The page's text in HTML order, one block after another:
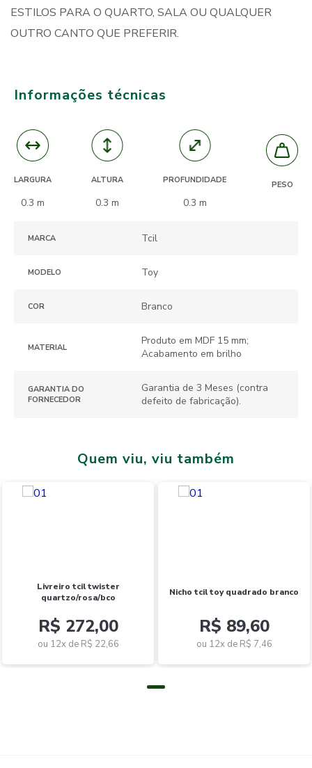
ESTILOS PARA O QUARTO, SALA OU QUALQUER
OUTRO CANTO QUE PREFERIR.
Informações técnicas
LARGURA
0.3 m
ALTURA
0.3 m
PROFUNDIDADE
0.3 m
PESO
MARCA Tcil
MODELO Toy
COR Branco
MATERIAL
Produto em MDF 15 mm;
Acabamento em brilho
GARANTIA DO
FORNECEDOR
Garantia de 3 Meses (contra
defeito de fabricação).
Quem viu, viu também
livreiro tcil twister
quartzo/rosa/bco
R$ 272,00
ou 12x de R$ 22,66
nicho tcil toy quadrado branco
R$ 89,60
ou 12x de R$ 7,46